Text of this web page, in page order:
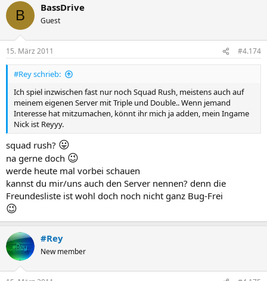
B BassDrive
Guest
15. März 2011 #4.174
#Rey schrieb:
Ich spiel inzwischen fast nur noch Squad Rush, meistens auch auf
meinem eigenen Server mit Triple und Double.. Wenn jemand
Interesse hat mitzumachen, könnt ihr mich ja adden, mein Ingame
Nick ist Reyyy.
squad rush? 😛
na gerne doch 😉
werde heute mal vorbei schauen
kannst du mir/uns auch den Server nennen? denn die
Freundesliste ist wohl doch noch nicht ganz Bug-Frei
😉
#Rey
New member